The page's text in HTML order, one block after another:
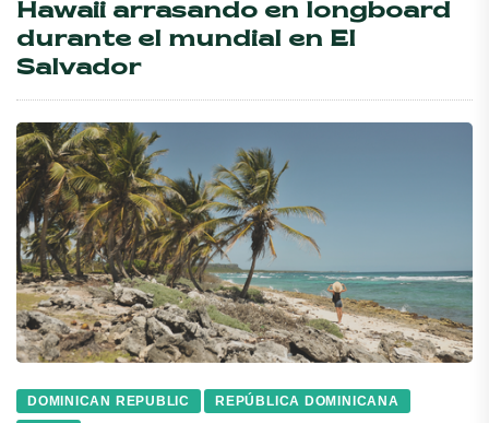
Hawaii arrasando en longboard
durante el mundial en El
Salvador
DOMINICAN REPUBLIC
REPÚBLICA DOMINICANA